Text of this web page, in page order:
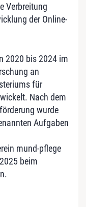
Verbreitung
der Online-
2020 bis 2024 im
an
für
Nach dem
wurde
Aufgaben
mund-pflege
beim